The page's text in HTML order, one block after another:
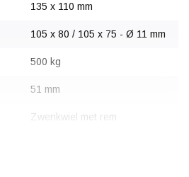
135 x 110 mm
105 x 80 / 105 x 75 - Ø 11 mm
500 kg
51 mm
Zwenkwiel met rem